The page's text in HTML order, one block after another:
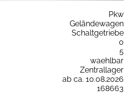
Pkw
Geländewagen
Schaltgetriebe
0
5
waehlbar
Zentrallager
ab ca. 10.08.2026
168663